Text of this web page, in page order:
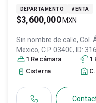
DEPARTAMENTO VENTA
$3,600,000 MXN
Sin nombre de calle, Col.
México, C.P. 03400, ID:
1 Recámara 1
Cisterna